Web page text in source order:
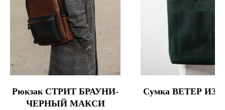
Рюкзак СТРИТ БРАУНИ-
ЧЕРНЫЙ МАКСИ
Сумка ВЕТЕР